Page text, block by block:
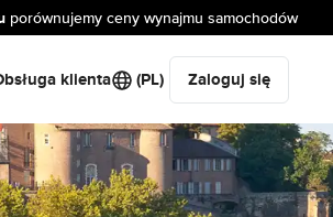
porównujemy ceny wynajmu samochodów
klienta (PL) Zaloguj się